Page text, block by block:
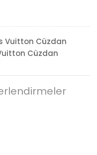
Vuitton Cüzdan
Cüzdan